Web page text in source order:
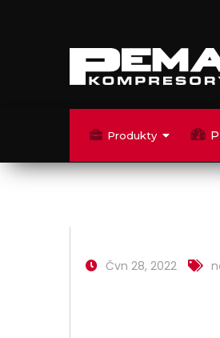
Produkty
Čvn 28, 2022